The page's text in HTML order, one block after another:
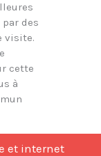
des
visite.
cette
à
et internet